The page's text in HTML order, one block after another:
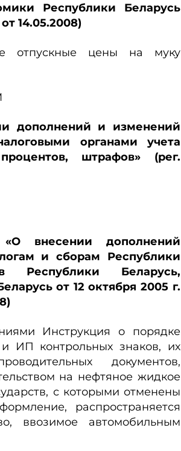
Республики Беларусь
14.05.2008)
отпускные цены на муку
дополнений и изменений
органами учета
штрафов» (рег.
внесении дополнений
и сборам Республики
Республики Беларусь,
от 12 октября 2005 г.
Инструкция о порядке
ИП контрольных знаков, их
документов,
на нефтяное жидкое
с которыми отменены
распространяется
ввозимое автомобильным